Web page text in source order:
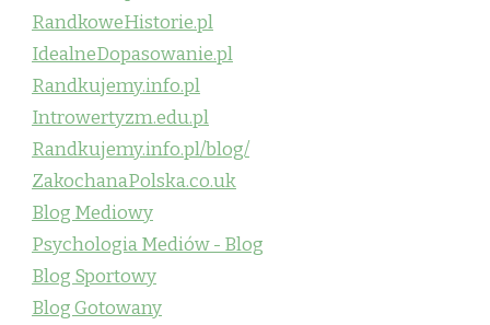
RandkoweHistorie.pl
IdealneDopasowanie.pl
Randkujemy.info.pl
Introwertyzm.edu.pl
Randkujemy.info.pl/blog/
ZakochanaPolska.co.uk
Blog Mediowy
Psychologia Mediów - Blog
Blog Sportowy
Blog Gotowany